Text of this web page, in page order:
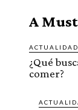
A
ACTUALIDAD
¿Qué
comer?